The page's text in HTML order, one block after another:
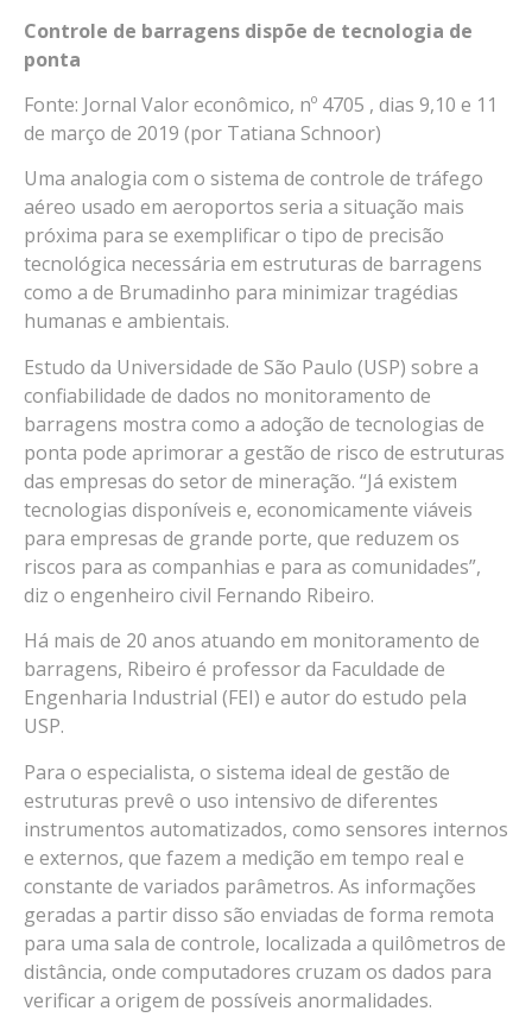
Controle de barragens dispõe de tecnologia de
ponta
Fonte: Jornal Valor econômico, nº 4705 , dias 9,10 e 11
de março de 2019 (por Tatiana Schnoor)
Uma analogia com o sistema de controle de tráfego
aéreo usado em aeroportos seria a situação mais
próxima para se exemplificar o tipo de precisão
tecnológica necessária em estruturas de barragens
como a de Brumadinho para minimizar tragédias
humanas e ambientais.
Estudo da Universidade de São Paulo (USP) sobre a
confiabilidade de dados no monitoramento de
barragens mostra como a adoção de tecnologias de
ponta pode aprimorar a gestão de risco de estruturas
das empresas do setor de mineração. “Já existem
tecnologias disponíveis e, economicamente viáveis
para empresas de grande porte, que reduzem os
riscos para as companhias e para as comunidades”,
diz o engenheiro civil Fernando Ribeiro.
Há mais de 20 anos atuando em monitoramento de
barragens, Ribeiro é professor da Faculdade de
Engenharia Industrial (FEI) e autor do estudo pela
USP.
Para o especialista, o sistema ideal de gestão de
estruturas prevê o uso intensivo de diferentes
instrumentos automatizados, como sensores internos
e externos, que fazem a medição em tempo real e
constante de variados parâmetros. As informações
geradas a partir disso são enviadas de forma remota
para uma sala de controle, localizada a quilômetros de
distância, onde computadores cruzam os dados para
verificar a origem de possíveis anormalidades.